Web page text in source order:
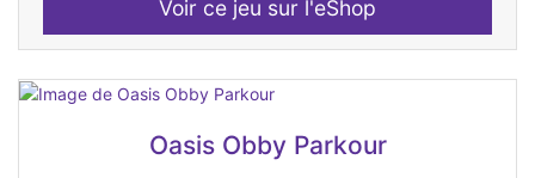
Voir ce jeu sur l'eShop
Oasis Obby Parkour